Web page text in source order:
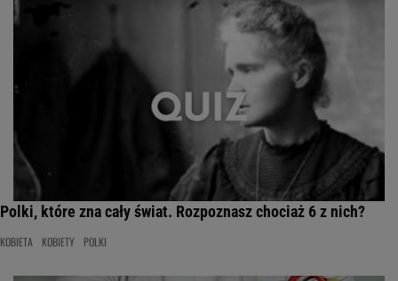
Polki, które zna cały świat. Rozpoznasz chociaż 6 z nich?
KOBIETA KOBIETY POLKI